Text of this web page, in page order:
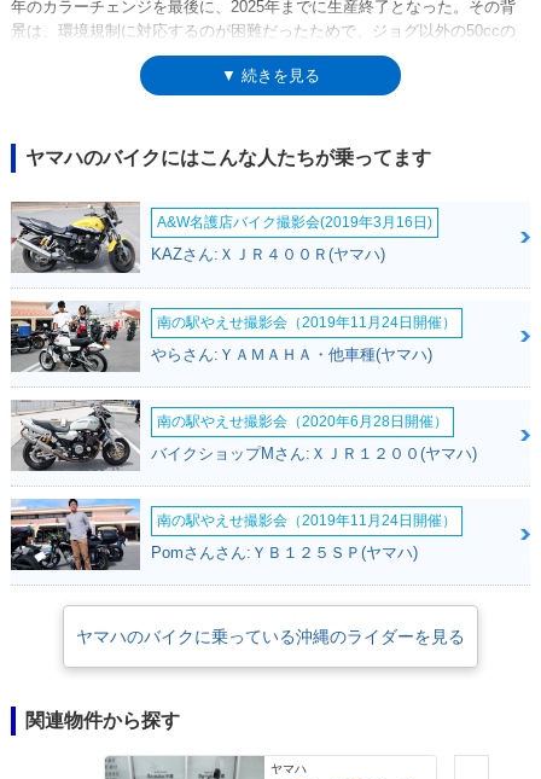
年のカラーチェンジを最後に、2025年までに生産終了となった。その背
景は、環境規制に対応するのが困難だったためで、ジョグ以外の50ccの
原付1種バイク（他社含めて）も一斉に姿を消した。但し、原付1種は原付
免許、あるいは四輪車の普通自動車免許で運転可能。それだからこそ、日
れ、ジョグ（50cc）の後継車種として、ジョグ125をベースにしたジョ
グ・ワンが発売された（2026年）。
▼ 続きを見る
ヤマハのバイクにはこんな人たちが乗ってます
A&W名護店バイク撮影会(2019年3月16日)
KAZさん:ＸＪＲ４００Ｒ(ヤマハ)
南の駅やえせ撮影会（2019年11月24日開催）
やらさん:ＹＡＭＡＨＡ・他車種(ヤマハ)
南の駅やえせ撮影会（2020年6月28日開催）
バイクショップMさん:ＸＪＲ１２００(ヤマハ)
南の駅やえせ撮影会（2019年11月24日開催）
Pomさんさん:ＹＢ１２５ＳＰ(ヤマハ)
ヤマハのバイクに乗っている沖縄のライダーを見る
関連物件から探す
ヤマハ